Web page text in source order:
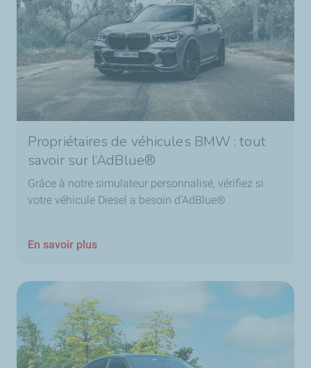
Propriétaires de véhicules BMW : tout
savoir sur l’AdBlue®
Grâce à notre simulateur personnalisé, vérifiez si
votre véhicule Diesel a besoin d’AdBlue®️ .
En savoir plus